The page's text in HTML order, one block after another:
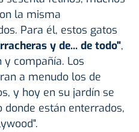
la misma
Para él, estos gatos
y de... de todo",
y compañía. Los
a menudo los de
y hoy en su jardín se
están enterrados,